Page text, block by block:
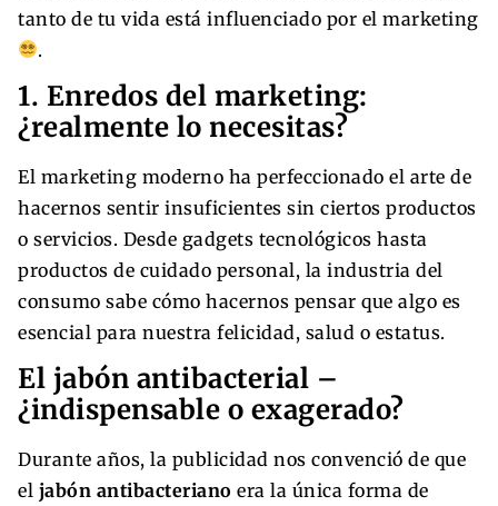
tanto de tu vida está influenciado por el marketing
.
1. Enredos del marketing:
¿realmente lo necesitas?
El marketing moderno ha perfeccionado el arte de
hacernos sentir insuficientes sin ciertos productos
o servicios. Desde gadgets tecnológicos hasta
productos de cuidado personal, la industria del
consumo sabe cómo hacernos pensar que algo es
esencial para nuestra felicidad, salud o estatus.
El jabón antibacterial –
¿indispensable o exagerado?
Durante años, la publicidad nos convenció de que
el jabón antibacteriano era la única forma de